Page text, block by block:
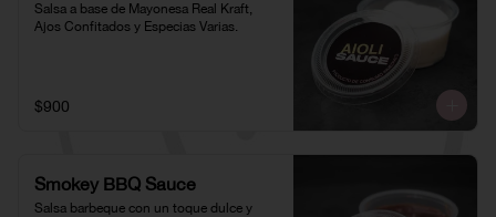
Salsa a base de Mayonesa Real Kraft,
Ajos Confitados y Especias Varias.
$900
Smokey BBQ Sauce
Salsa barbeque con un toque dulce y